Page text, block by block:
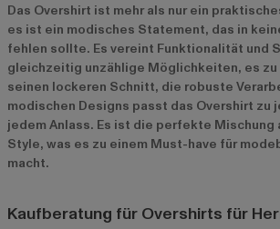
Das Overshirt ist mehr als nur ein
es ist ein modisches Statement, das in
fehlen sollte. Es vereint Funktionalität und
gleichzeitig unzählige Möglichkeiten, es zu
seinen lockeren Schnitt, die robuste
modischen Designs passt das Overshirt zu
jedem Anlass. Es ist die perfekte Mischung
Style, was es zu einem Must-have für
macht.
Kaufberatung für Overshirts für